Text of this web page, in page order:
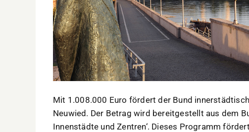
Mit 1.008.000 Euro fördert der Bund
Neuwied. Der Betrag wird bereitgestellt aus dem
Innenstädte und Zentren‘. Dieses Programm